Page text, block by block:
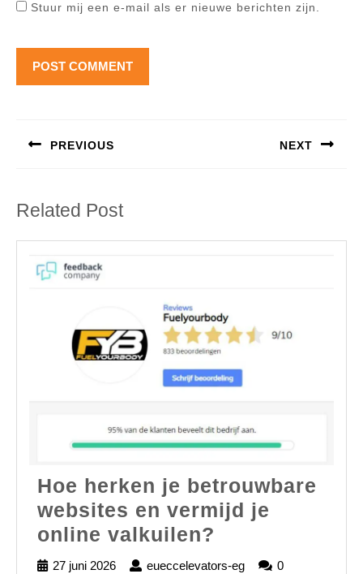
Stuur mij een e-mail als er nieuwe berichten zijn.
PREVIOUS NEXT
Related Post
Hoe herken je betrouwbare
websites en vermijd je
online valkuilen?
herken
27 juni 2026
27
eueccelevators-eg
eueccelevators-
0